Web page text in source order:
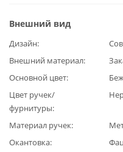
Внешний вид
Дизайн
Внешний материал
Основной цвет
Цвет ручек/
фурнитуры
Материал ручек
Окантовка